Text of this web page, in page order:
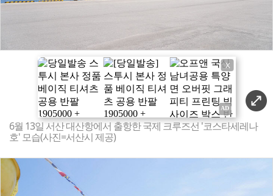
X
6월 13일 서산 대산항에서 출항한 국제 크루즈선 '코스타세레나
호' 모습(사진=서산시 제공)